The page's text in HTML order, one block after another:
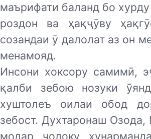
маърифати баланд бо
роздон ва ҳақҷӯву
созандаи ӯ далолат аз он
менамояд.
Инсони хоксору самимӣ,
қалби зебою нозуки
хуштолеъ оилаи обод
зебост. Духтаронаш
модар чолоку